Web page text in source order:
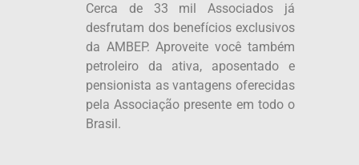
Cerca de 33 mil Associados já
desfrutam dos benefícios exclusivos
da AMBEP. Aproveite você também
petroleiro da ativa, aposentado e
pensionista as vantagens oferecidas
pela Associação presente em todo o
Brasil.